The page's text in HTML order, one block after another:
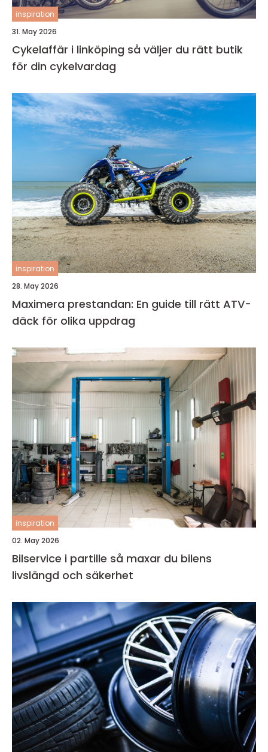
inspiration
31. May 2026
Cykelaffär i linköping så väljer du rätt butik
för din cykelvardag
inspiration
28. May 2026
Maximera prestandan: En guide till rätt ATV-
däck för olika uppdrag
inspiration
02. May 2026
Bilservice i partille så maxar du bilens
livslängd och säkerhet